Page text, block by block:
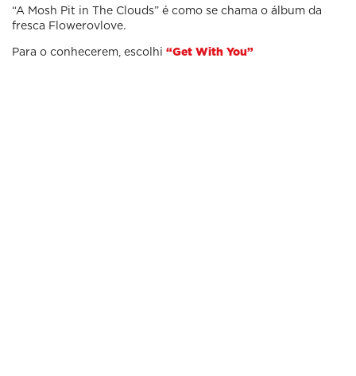
“A Mosh Pit in The Clouds” é como se chama o álbum da
fresca Flowerovlove.
Para o conhecerem, escolhi “Get With You”